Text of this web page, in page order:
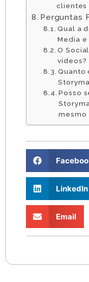
clientes
Perguntas
Qual a
Media e
O
vídeos?
Quanto
Posso
mesmo
LinkedIn
Email